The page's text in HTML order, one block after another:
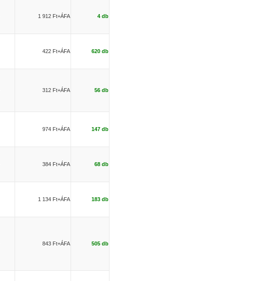
1 912 Ft+ÁFA 4 db
422 Ft+ÁFA 620 db
312 Ft+ÁFA 56 db
974 Ft+ÁFA 147 db
384 Ft+ÁFA 68 db
1 134 Ft+ÁFA 183 db
843 Ft+ÁFA 505 db